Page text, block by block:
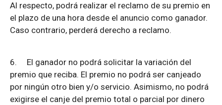
Al respecto, podrá realizar el reclamo de su premio en
el plazo de una hora desde el anuncio como ganador.
Caso contrario, perderá derecho a reclamo.
6. El ganador no podrá solicitar la variación del
premio que reciba. El premio no podrá ser canjeado
por ningún otro bien y/o servicio. Asimismo, no podrá
exigirse el canje del premio total o parcial por dinero